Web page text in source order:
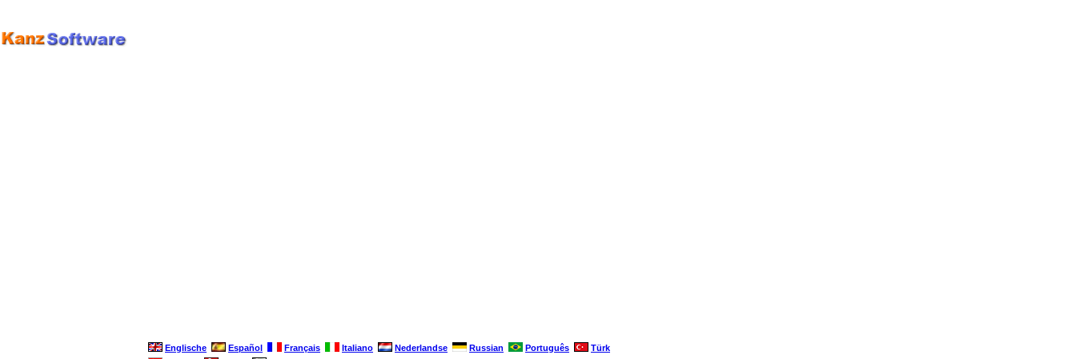
Englische Español Français Italiano Nederlandse Russian Português
Türk